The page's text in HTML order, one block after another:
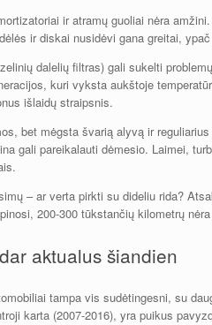
ir atramų guoliai nėra
ir diskai nusidėvi gana greitai,
dalelių filtras) gali sukelti
kuri vyksta aukštoje
išlaidų straipsnis.
bet mėgsta švarią alyvą ir
gali pareikalauti dėmesio. Laimei,
– ar verta pirkti su dideliu rida?
200-300 tūkstančių kilometrų
aktualus šiandien
tampa vis sudėtingesni, su
karta (2007-2016), yra puikus